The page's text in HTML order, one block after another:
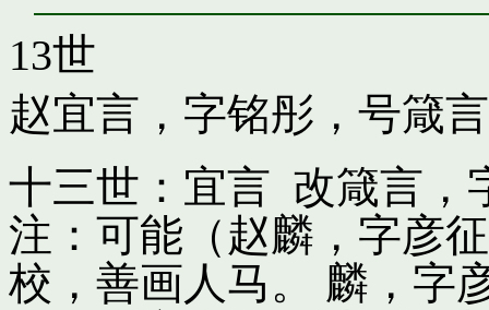
13世
赵宜言，字铭彤，号箴言
十三世：宜言 改箴言，
注：可能（赵麟，字彦
校，善画人马。 麟，字